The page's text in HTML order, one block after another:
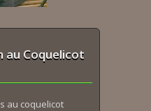
au Coquelicot
au coquelicot